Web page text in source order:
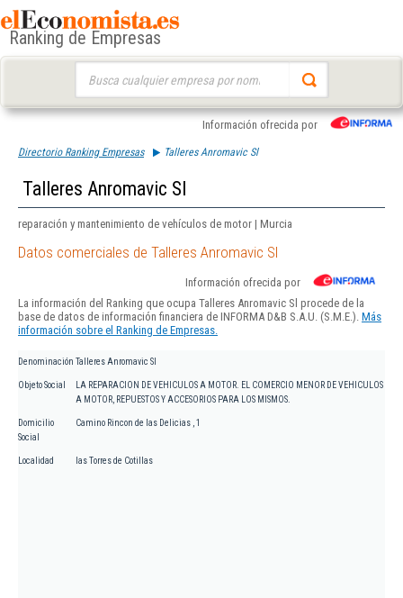
Ranking de Empresas
Información ofrecida por
Directorio Ranking Empresas Talleres Anromavic Sl
Talleres Anromavic Sl
reparación y mantenimiento de vehículos de motor | Murcia
Datos comerciales de Talleres Anromavic Sl
Información ofrecida por
La información del Ranking que ocupa Talleres Anromavic Sl procede de la
base de datos de información financiera de INFORMA D&B S.A.U. (S.M.E.). Más
información sobre el Ranking de Empresas.
Denominación Talleres Anromavic Sl
Objeto Social
LA REPARACION DE VEHICULOS A MOTOR. EL COMERCIO MENOR DE VEHICULOS
A MOTOR, REPUESTOS Y ACCESORIOS PARA LOS MISMOS.
Domicilio
Social
Camino Rincon de las Delicias , 1
Localidad las Torres de Cotillas